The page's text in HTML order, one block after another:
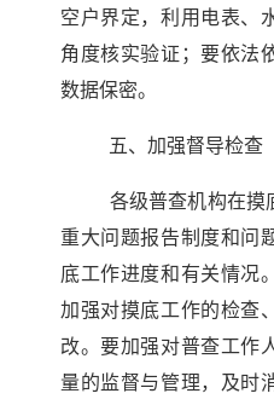
空户界定，利用电表、
角度核实验证； 要依法
数据保密。
五、加强督导检查
各级普查机构在摸
重大问题报告制度和问
底工作进度和有关情况
加强对摸底工作的检查
改。要加强对普查工作
量的监督与管理，及时